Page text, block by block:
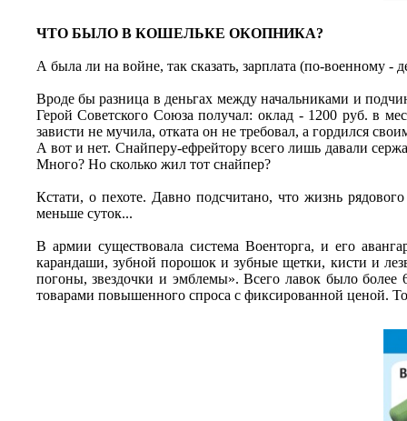
ЧТО БЫЛО В КОШЕЛЬКЕ ОКОПНИКА?
А была ли на войне, так сказать, зарплата (по-военному
Вроде бы разница в деньгах между начальниками и
Герой Советского Союза получал: оклад - 1200 руб. в
зависти не мучила, отката он не требовал, а гордился
А вот и нет. Снайперу-ефрейтору всего лишь давали
Много? Но сколько жил тот снайпер?
Кстати, о пехоте. Давно подсчитано, что жизнь
меньше суток...
В армии существовала система Военторга, и его
карандаши, зубной порошок и зубные щетки, кисти и
погоны, звездочки и эмблемы». Всего лавок было
товарами повышенного спроса с фиксированной ценой.